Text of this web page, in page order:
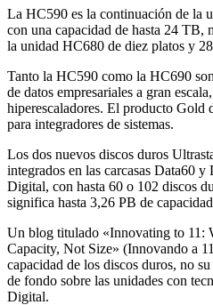
La HC590 es la continuación de la
con una capacidad de hasta 24 TB,
la unidad HC680 de diez platos y
Tanto la HC590 como la HC690
de datos empresariales a gran
hiperescaladores. El producto Gold
para integradores de sistemas.
Los dos nuevos discos duros
integrados en las carcasas Data60
Digital, con hasta 60 o 102 discos
significa hasta 3,26 PB de
Un blog titulado «Innovating to 11:
Capacity, Not Size» (Innovando a
capacidad de los discos duros, no
de fondo sobre las unidades con
Digital.